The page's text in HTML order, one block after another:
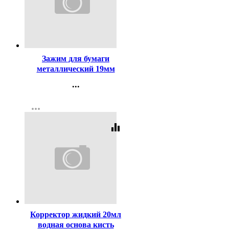
Зажим для бумаги
металлический 19мм
...
Регистрация
more_horiz
equalizer
Корректор жидкий 20мл
водная основа кисть